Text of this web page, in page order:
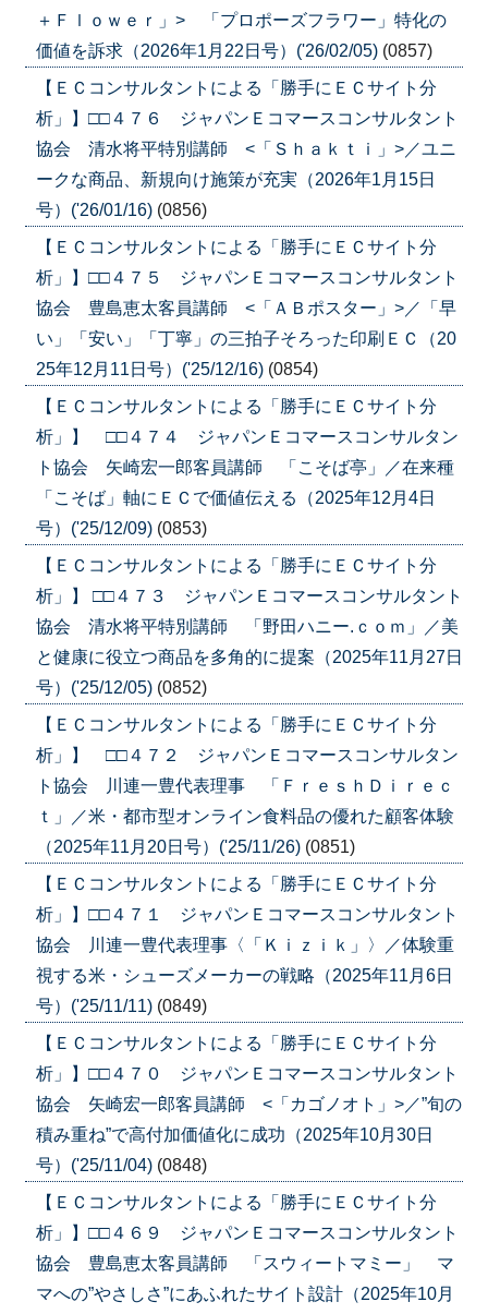
＋Ｆｌｏｗｅｒ」> 「プロポーズフラワー」特化の
価値を訴求（2026年1月22日号）('26/02/05) (0857)
【ＥＣコンサルタントによる「勝手にＥＣサイト分
析」】□□４７６ ジャパンＥコマースコンサルタント
協会 清水将平特別講師 <「Ｓｈａｋｔｉ」>／ユニ
ークな商品、新規向け施策が充実（2026年1月15日
号）('26/01/16) (0856)
【ＥＣコンサルタントによる「勝手にＥＣサイト分
析」】□□４７５ ジャパンＥコマースコンサルタント
協会 豊島恵太客員講師 <「ＡＢポスター」>／「早
い」「安い」「丁寧」の三拍子そろった印刷ＥＣ（20
25年12月11日号）('25/12/16) (0854)
【ＥＣコンサルタントによる「勝手にＥＣサイト分
析」】 □□４７４ ジャパンＥコマースコンサルタン
ト協会 矢崎宏一郎客員講師 「こそば亭」／在来種
「こそば」軸にＥＣで価値伝える（2025年12月4日
号）('25/12/09) (0853)
【ＥＣコンサルタントによる「勝手にＥＣサイト分
析」】 □□４７３ ジャパンＥコマースコンサルタント
協会 清水将平特別講師 「野田ハニー.ｃｏｍ」／美
と健康に役立つ商品を多角的に提案（2025年11月27日
号）('25/12/05) (0852)
【ＥＣコンサルタントによる「勝手にＥＣサイト分
析」】 □□４７２ ジャパンＥコマースコンサルタン
ト協会 川連一豊代表理事 「ＦｒｅｓｈＤｉｒｅｃ
ｔ」／米・都市型オンライン食料品の優れた顧客体験
（2025年11月20日号）('25/11/26) (0851)
【ＥＣコンサルタントによる「勝手にＥＣサイト分
析」】□□４７１ ジャパンＥコマースコンサルタント
協会 川連一豊代表理事〈「Ｋｉｚｉｋ」〉／体験重
視する米・シューズメーカーの戦略（2025年11月6日
号）('25/11/11) (0849)
【ＥＣコンサルタントによる「勝手にＥＣサイト分
析」】□□４７０ ジャパンＥコマースコンサルタント
協会 矢崎宏一郎客員講師 <「カゴノオト」>／”旬の
積み重ね”で高付加価値化に成功（2025年10月30日
号）('25/11/04) (0848)
【ＥＣコンサルタントによる「勝手にＥＣサイト分
析」】□□４６９ ジャパンＥコマースコンサルタント
協会 豊島恵太客員講師 「スウィートマミー」 マ
マへの”やさしさ”にあふれたサイト設計（2025年10月